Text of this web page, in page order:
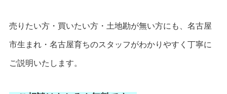
売りたい方・買いたい方・土地勘が無い方にも、名古屋
市生まれ・名古屋育ちのスタッフがわかりやすく丁寧に
ご説明いたします。